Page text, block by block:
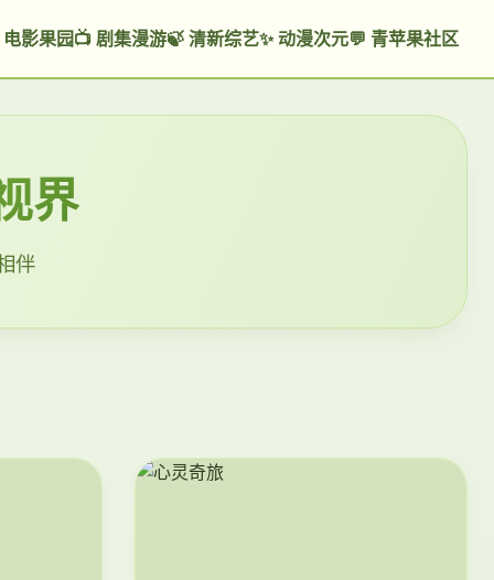
电影果园📺 剧集漫游🍃 清新综艺✨ 动漫次元💬 青苹果社区
界
伴